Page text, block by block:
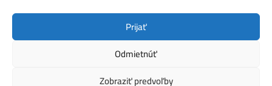
Prijať
Odmietnúť
Zobraziť predvoľby
Ochrana osobných údajov